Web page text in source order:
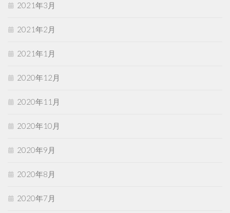
2021年3月
2021年2月
2021年1月
2020年12月
2020年11月
2020年10月
2020年9月
2020年8月
2020年7月